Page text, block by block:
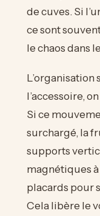
de cuves. Si
ce sont
le chaos dans
L’organisation
l’accessoire,
Si ce
surchargé, la
supports
magnétiques
placards pour
Cela libère le